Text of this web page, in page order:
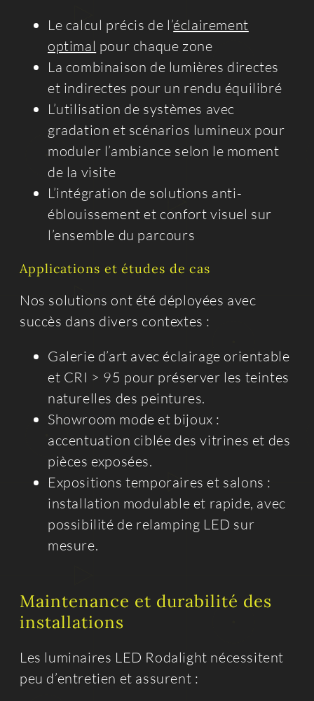
Le calcul précis de l’éclairement
optimal pour chaque zone
La combinaison de lumières directes
et indirectes pour un rendu équilibré
L’utilisation de systèmes avec
gradation et scénarios lumineux pour
moduler l’ambiance selon le moment
de la visite
L’intégration de solutions anti-
éblouissement et confort visuel sur
l’ensemble du parcours
Applications et études de cas
Nos solutions ont été déployées avec
succès dans divers contextes :
Galerie d’art avec éclairage orientable
et CRI > 95 pour préserver les teintes
naturelles des peintures.
Showroom mode et bijoux :
accentuation ciblée des vitrines et des
pièces exposées.
Expositions temporaires et salons :
installation modulable et rapide, avec
possibilité de relamping LED sur
mesure.
Maintenance et durabilité des
installations
Les luminaires LED Rodalight nécessitent
peu d’entretien et assurent :